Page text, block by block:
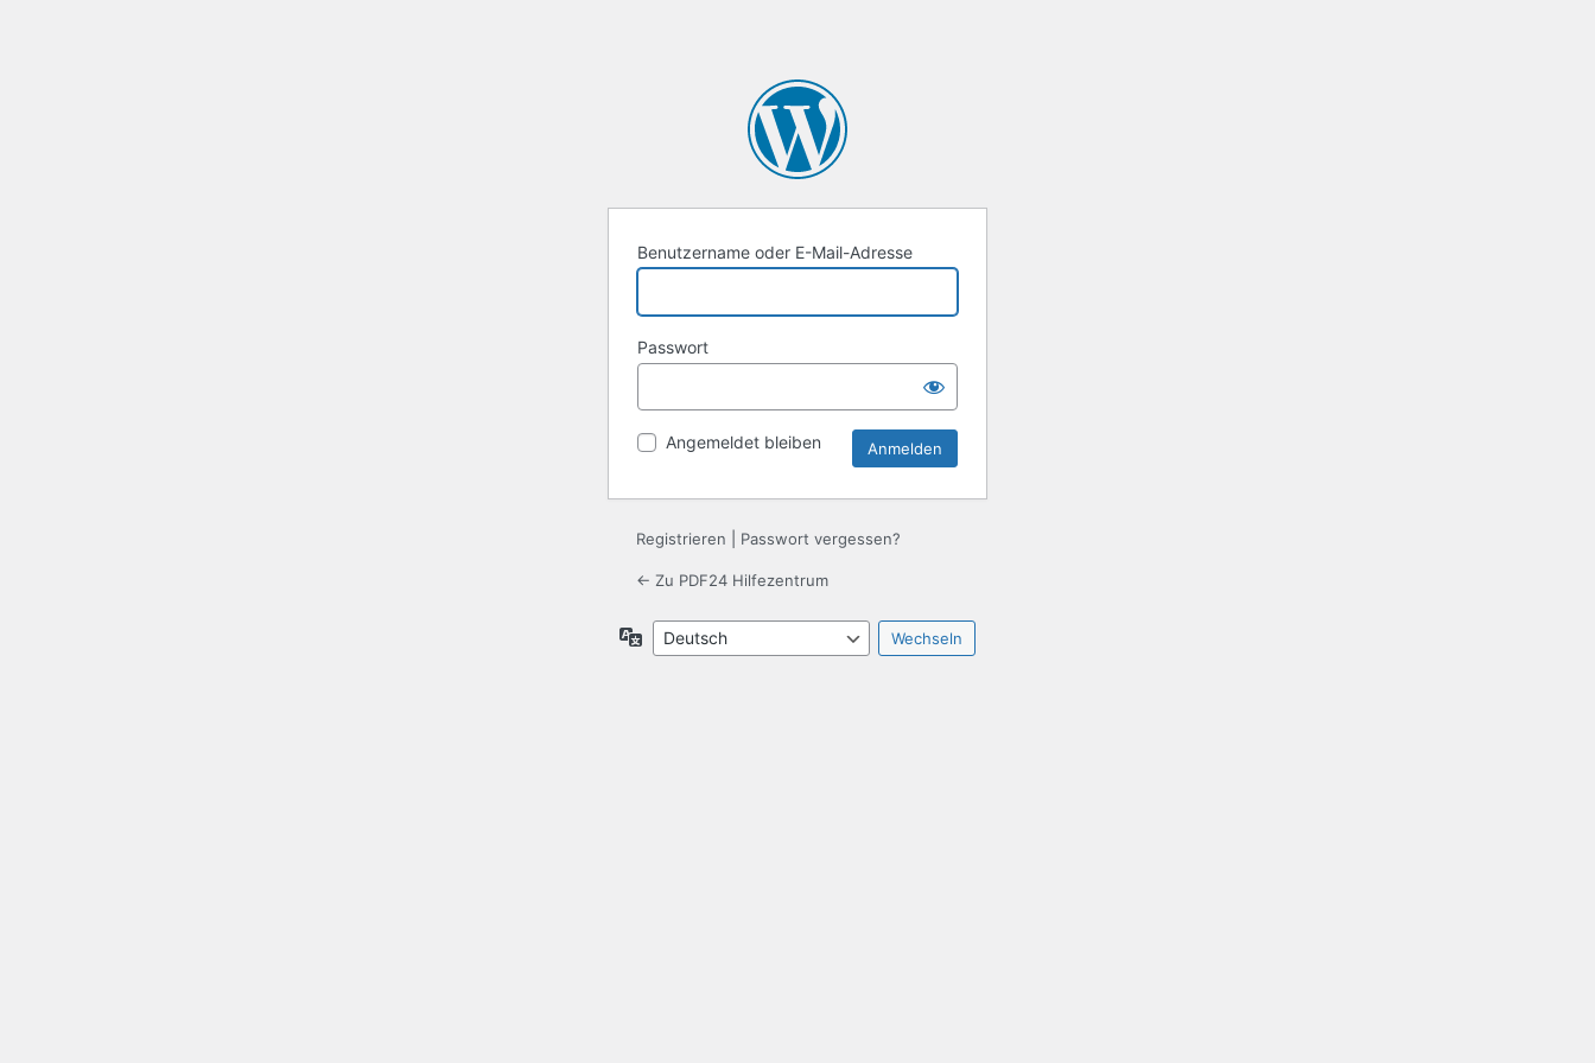
Benutzername oder E-Mail-Adresse
Passwort
Angemeldet bleiben
Registrieren Passwort vergessen?
← Zu PDF24 Hilfezentrum
Sprache